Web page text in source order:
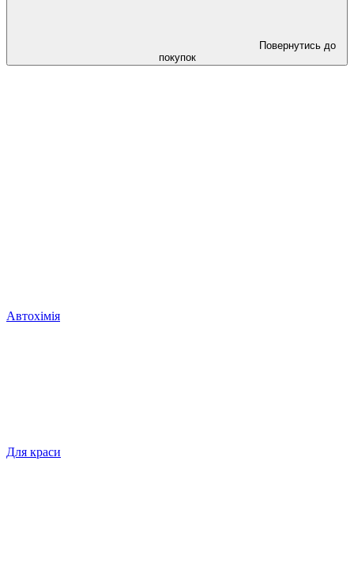
Повернутись до
покупок
Автохімія
Для краси